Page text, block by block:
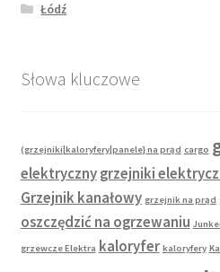
Łódź
Słowa kluczowe
(grzejniki|kaloryfery|panele} na prąd cargo
elektryczny grzejniki
Grzejnik kanałowy grzejnik na prąd
oszczędzić na ogrzewaniu
grzewcze Elektra kaloryfer kaloryfery